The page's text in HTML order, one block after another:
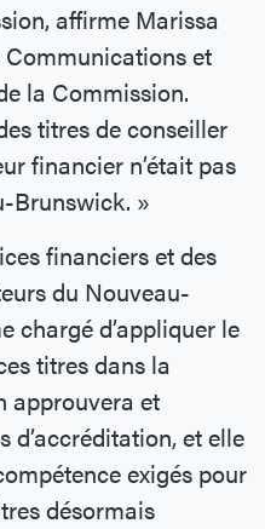
affirme Marissa
et
la Commission.
titres de conseiller
financier n’était pas
Brunswick. »
financiers et des
du Nouveau-
chargé d’appliquer le
titres dans la
approuvera et
d’accréditation, et elle
exigés pour
désormais